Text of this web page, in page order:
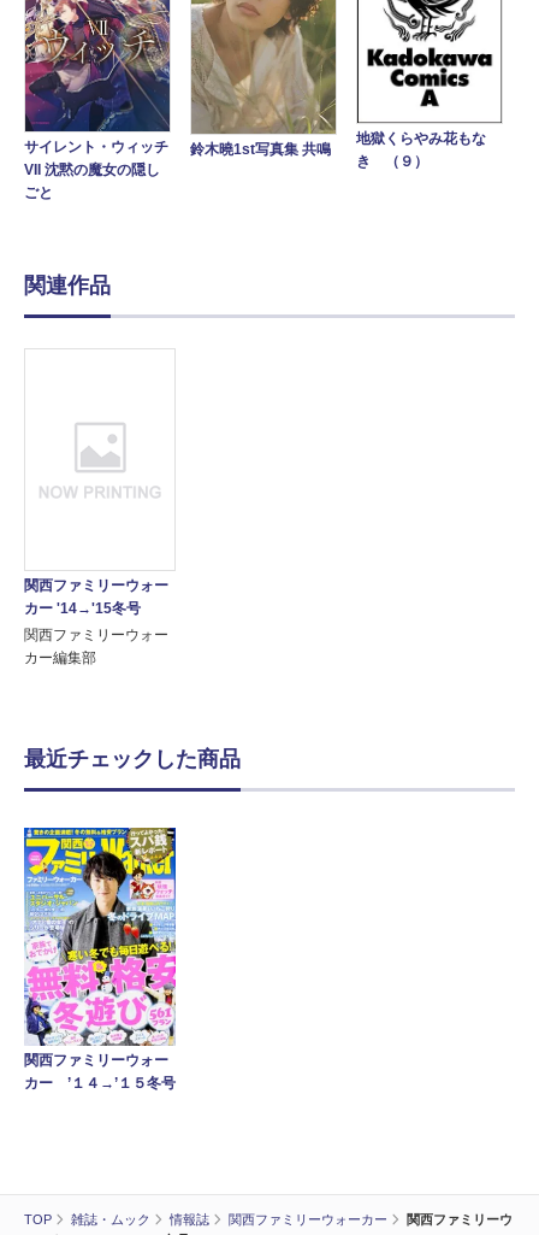
TOP 雑誌・ムック 情報誌 関西ファミリーウォーカー
関西ファミリーウ
サイレント・ウィッチ
VII 沈黙の魔女の隠し
ごと
鈴木曉1st写真集 共鳴
地獄くらやみ花もな
き （９）
関連作品
関西ファミリーウォー
カー '14→'15冬号
関西ファミリーウォー
カー編集部
最近チェックした商品
関西ファミリーウォー
カー ’１４→’１５冬号